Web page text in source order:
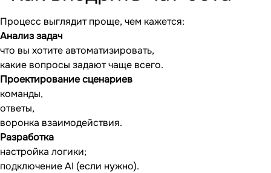
Процесс выглядит проще, чем кажется:
Анализ задач
что вы хотите автоматизировать,
какие вопросы задают чаще всего.
Проектирование сценариев
команды,
ответы,
воронка взаимодействия.
Разработка
настройка логики;
подключение AI (если нужно).